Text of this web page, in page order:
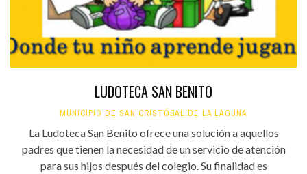
LUDOTECA SAN BENITO
MUNICIPIO DE SAN CRISTÓBAL DE LA LAGUNA
La Ludoteca San Benito ofrece una solución a aquellos
padres que tienen la necesidad de un servicio de atención
para sus hijos después del colegio. Su finalidad es